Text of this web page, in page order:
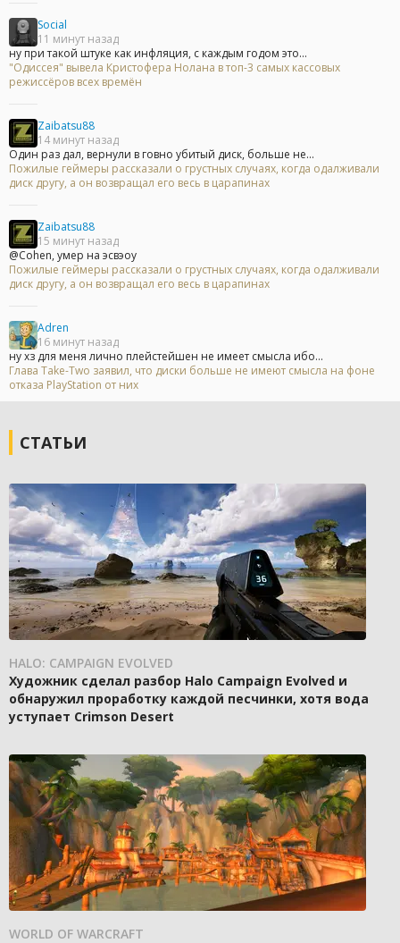
Social
11 минут назад
ну при такой штуке как инфляция, с каждым годом это...
"Одиссея" вывела Кристофера Нолана в топ-3 самых кассовых
режиссёров всех времён
Zaibatsu88
14 минут назад
Один раз дал, вернули в говно убитый диск, больше не...
Пожилые геймеры рассказали о грустных случаях, когда одалживали
диск другу, а он возвращал его весь в царапинах
Zaibatsu88
15 минут назад
@Cohen, умер на эсвэоу
Пожилые геймеры рассказали о грустных случаях, когда одалживали
диск другу, а он возвращал его весь в царапинах
Adren
16 минут назад
ну хз для меня лично плейстейшен не имеет смысла ибо...
Глава Take-Two заявил, что диски больше не имеют смысла на фоне
отказа PlayStation от них
СТАТЬИ
HALO: CAMPAIGN EVOLVED
Художник сделал разбор Halo Campaign Evolved и
обнаружил проработку каждой песчинки, хотя вода
уступает Crimson Desert
WORLD OF WARCRAFT